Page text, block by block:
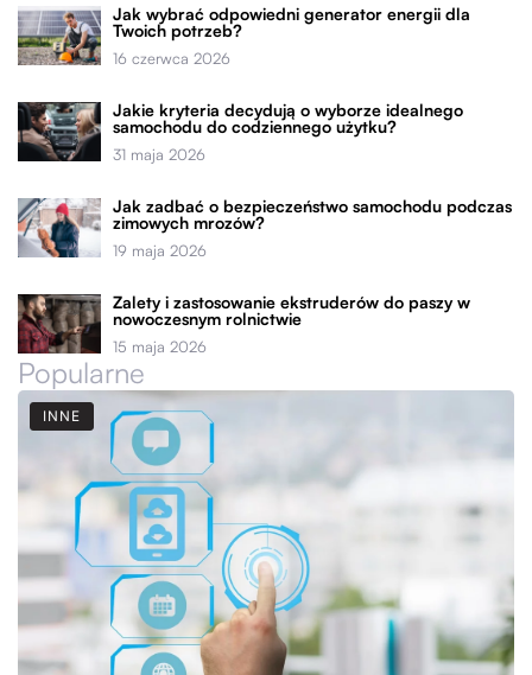
Jak wybrać odpowiedni generator energii dla
Twoich potrzeb?
16 czerwca 2026
Jakie kryteria decydują o wyborze idealnego
samochodu do codziennego użytku?
31 maja 2026
Jak zadbać o bezpieczeństwo samochodu podczas
zimowych mrozów?
19 maja 2026
Zalety i zastosowanie ekstruderów do paszy w
nowoczesnym rolnictwie
15 maja 2026
Popularne
INNE